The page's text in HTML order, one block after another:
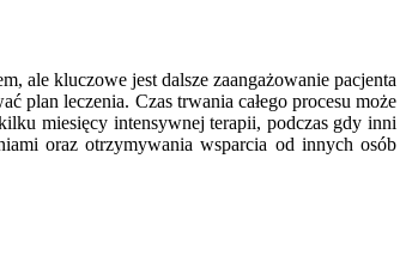
ale kluczowe jest dalsze zaangażowanie pacjenta
plan leczenia. Czas trwania całego procesu może
miesięcy intensywnej terapii, podczas gdy inni
oraz otrzymywania wsparcia od innych osób